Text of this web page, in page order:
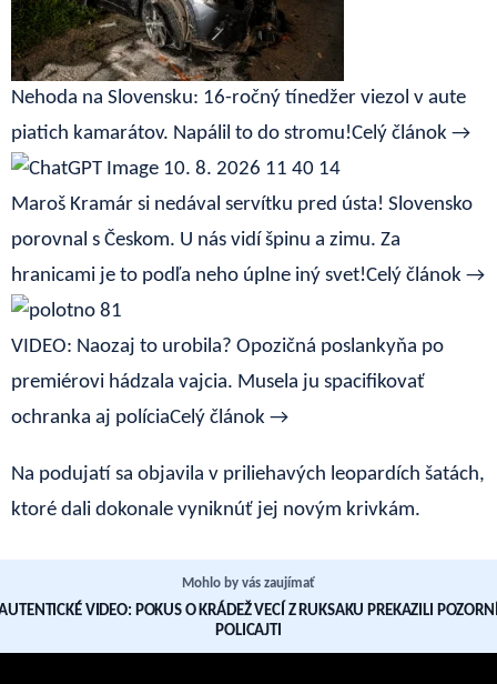
Nehoda na Slovensku: 16-ročný tínedžer viezol v aute
piatich kamarátov. Napálil to do stromu!Celý článok →
Maroš Kramár si nedával servítku pred ústa! Slovensko
porovnal s Českom. U nás vidí špinu a zimu. Za
hranicami je to podľa neho úplne iný svet!Celý článok →
VIDEO: Naozaj to urobila? Opozičná poslankyňa po
premiérovi hádzala vajcia. Musela ju spacifikovať
ochranka aj políciaCelý článok →
Na podujatí sa objavila v priliehavých leopardích šatách,
ktoré dali dokonale vyniknúť jej novým krivkám.
Mohlo by vás zaujímať
VIDEO: POKUS O KRÁDEŽ VECÍ Z RUKSAKU PREKAZILI
POLICAJTI